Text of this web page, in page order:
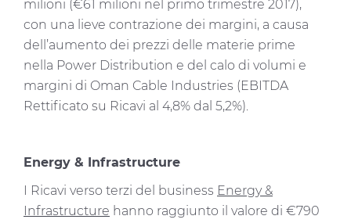
party cookies. You can click on "Allow all cookies" to
accept all categories of cookies, click on "Use necessary
cookie only" to admit only necessary cookies or decide
which cookies to accept by clicking on "Customize". For
more details, please consult our
Cookie Policyand
Privacy Policy
sections.
milioni (€61 milioni nel primo trimestre 2017),
con una lieve contrazione dei margini, a causa
dell’aumento dei prezzi delle materie prime
nella Power Distribution e del calo di volumi e
margini di Oman Cable Industries (EBITDA
Rettificato su Ricavi al 4,8% dal 5,2%).
Energy & Infrastructure
I Ricavi verso terzi del business Energy &
Infrastructure hanno raggiunto il valore di €790